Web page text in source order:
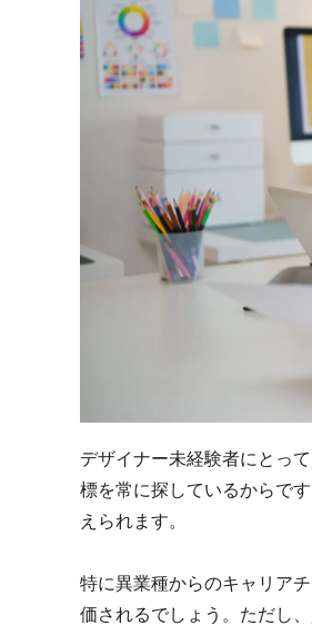
デザイナー未経験者にとっ
標を常に探しているからで
えられます。
特に異業種からのキャリア
価されるでしょう。ただし